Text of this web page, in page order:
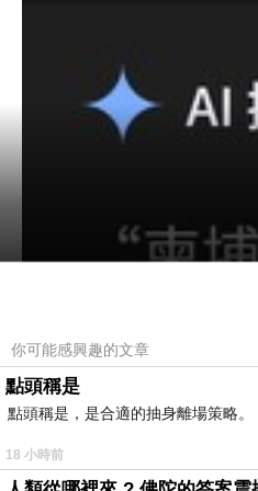
你可能感興趣的文章
點頭稱是
點頭稱是，是合適的抽身離場策略。
18 小時前